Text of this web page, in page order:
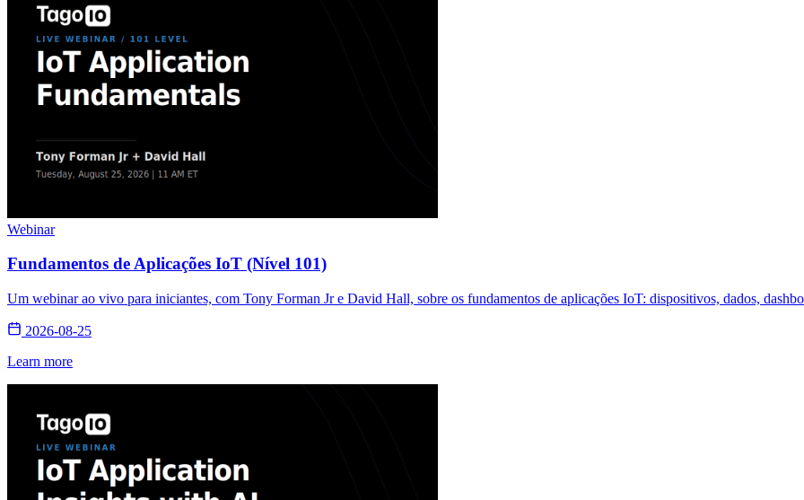
Webinar
Fundamentos de Aplicações IoT (Nível 101)
Um webinar ao vivo para iniciantes, com Tony Forman Jr e David Hall, sobre os fundamentos de aplicações IoT: dispositivos, dados,
2026-08-25
Learn more